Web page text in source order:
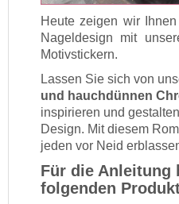
Heute zeigen wir
Nageldesign mit
Motivstickern.
Lassen Sie sich von
und hauchdünnen
inspirieren und
Design. Mit diesem
jeden vor Neid
Für die Anleitung
folgenden